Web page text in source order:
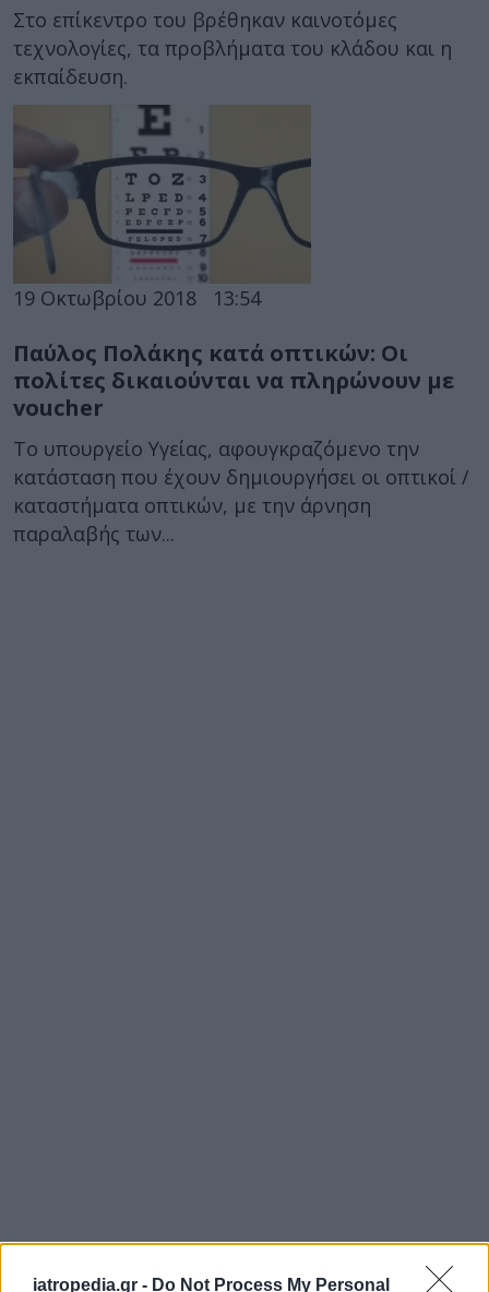
iatropedia.gr - Do Not Process My Personal
Στο επίκεντρο του βρέθηκαν καινοτόμες
τεχνολογίες, τα προβλήματα του κλάδου και η
εκπαίδευση.
19 Οκτωβρίου 2018 13:54
Παύλος Πολάκης κατά οπτικών: Οι
πολίτες δικαιούνται να πληρώνουν με
voucher
Το υπουργείο Υγείας, αφουγκραζόμενο την
κατάσταση που έχουν δημιουργήσει οι οπτικοί /
καταστήματα οπτικών, με την άρνηση
παραλαβής των...